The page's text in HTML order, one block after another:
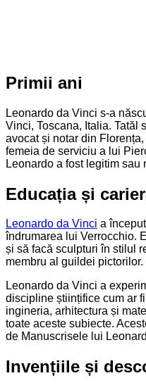
Primii ani
Leonardo da Vinci s-a
Vinci, Toscana, Italia. Tatăl
avocat și notar din
femeia de serviciu a lui
Leonardo a fost legitim sau
Educația și
Leonardo da Vinci a
îndrumarea lui Verrocchio.
și să facă sculpturi în stilul
membru al guildei pictorilor.
Leonardo da Vinci a
discipline științifice cum ar
ingineria, arhitectura și
toate aceste subiecte.
de Manuscrisele lui
Invențiile și